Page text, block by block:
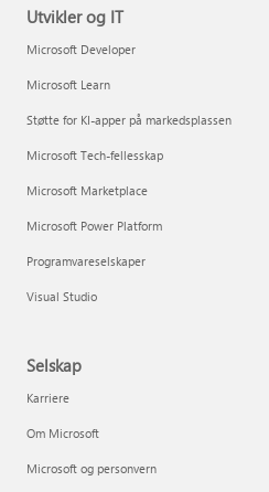
Utvikler og IT
Microsoft Developer
Microsoft Learn
Støtte for KI-apper på markedsplassen
Microsoft Tech-fellesskap
Microsoft Marketplace
Microsoft Power Platform
Programvareselskaper
Visual Studio
Selskap
Karriere
Om Microsoft
Microsoft og personvern